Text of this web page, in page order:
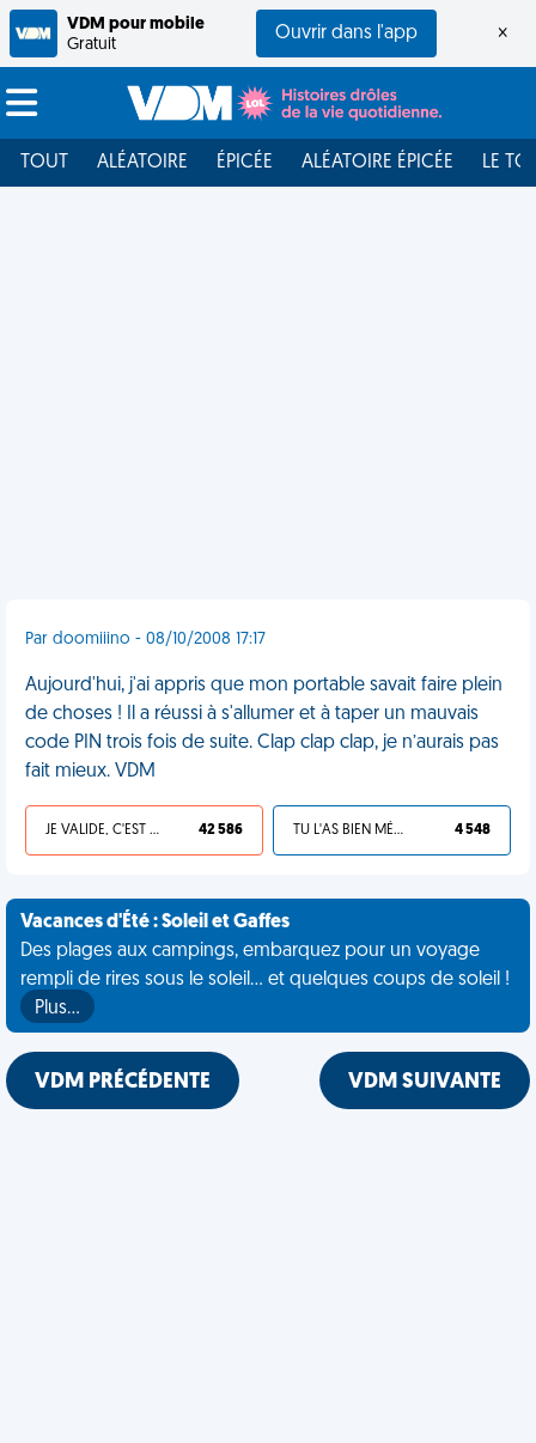
VDM pour mobile
Gratuit
Ouvrir dans l'app ×
TOUT ALÉATOIRE ÉPICÉE ALÉATOIRE ÉPICÉE LE
Par doomiiino - 08/10/2008 17:17
Aujourd'hui, j'ai appris que mon portable savait faire plein
de choses ! Il a réussi à s'allumer et à taper un mauvais
code PIN trois fois de suite. Clap clap clap, je n’aurais pas
fait mieux. VDM
JE VALIDE, C'EST UNE VDM 42 586 TU L'AS BIEN MÉRITÉ 4 548
Vacances d'Été : Soleil et Gaffes
Des plages aux campings, embarquez pour un voyage
rempli de rires sous le soleil... et quelques coups de soleil !
Plus…
VDM PRÉCÉDENTE VDM SUIVANTE